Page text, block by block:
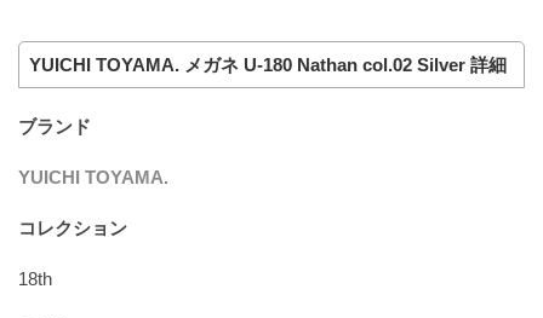
YUICHI TOYAMA. メガネ U-180 Nathan col.02 Silver 詳細
ブランド
YUICHI TOYAMA.
コレクション
18th